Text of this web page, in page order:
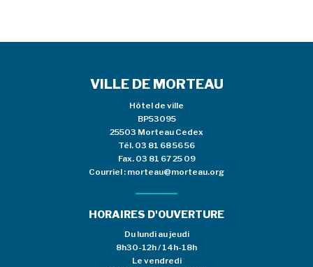
VILLE DE MORTEAU
Hôtel de ville
BP53095
25503 Morteau Cedex
Tél. 03 81 68 56 56
Fax. 03 81 67 25 09
Courriel : morteau@morteau.org
HORAIRES D'OUVERTURE
Du lundi au jeudi
8h30-12h / 14h-18h
Le vendredi